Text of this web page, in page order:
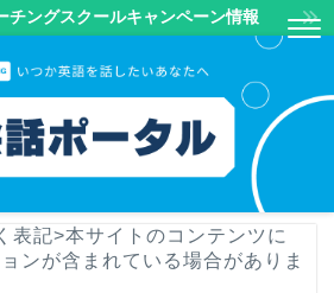
チングスクールキャンペーン情報
表記>本サイトのコンテンツに
ンが含まれている場合がありま